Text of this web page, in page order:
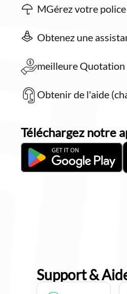
MGérez votre
Obtenez une
meilleure Quotation
Obtenir de l'aide
Téléchargez notre
Support &